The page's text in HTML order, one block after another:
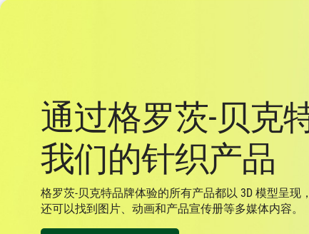
通过格罗茨-贝克
我们的针织产品
格罗茨-贝克特品牌体验的所有产品都以 3D 模型呈现
还可以找到图片、动画和产品宣传册等多媒体内容。